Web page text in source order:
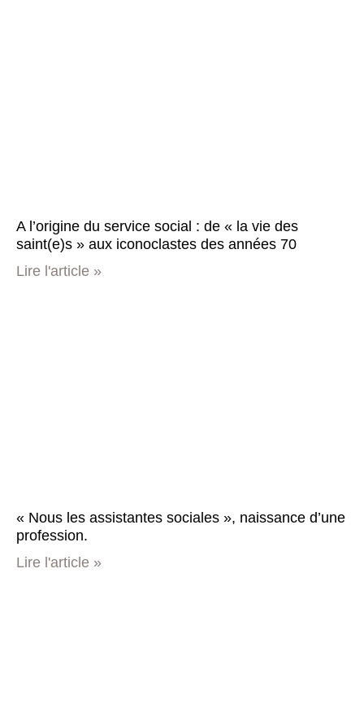
A l’origine du service social : de « la vie des
saint(e)s » aux iconoclastes des années 70
Lire l'article »
« Nous les assistantes sociales », naissance d’une
profession.
Lire l'article »